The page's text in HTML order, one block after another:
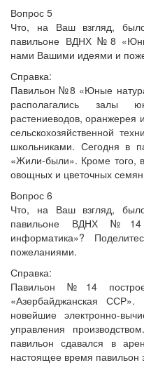
Вопрос 5
Что, на Ваш взгляд,
павильоне ВДНХ №8
нами Вашими идеями и
Справка:
Павильон №8 «Юные
располагались залы
растениеводов, оранжерея
сельскохозяйственной
школьниками. Сегодня в
«Жили-были». Кроме того,
овощных и цветочных
Вопрос 6
Что, на Ваш взгляд,
павильоне ВДНХ №14
информатика»?
пожеланиями.
Справка:
Павильон №14
«Азербайджанская
новейшие электронно-
управления
павильон сдавался в
настоящее время павильон